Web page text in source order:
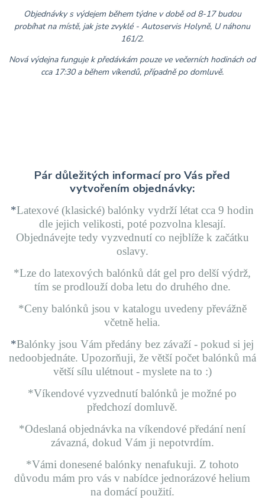
Objednávky s výdejem během týdne v době od 8-17 budou
probíhat na místě, jak jste zvyklé - Autoservis Holyně, U náhonu
161/2.
Nová výdejna funguje k předávkám pouze ve večerních hodinách od
cca 17:30 a během víkendů, případně po domluvě.
Pár důležitých informací pro Vás před
vytvořením objednávky:
*Latexové (klasické) balónkyvydrží létat cca 9 hodin
dle jejich velikosti, poté pozvolna klesají.
Objednávejte tedy vyzvednutí co nejblíže k začátku
oslavy.
*Lze do latexových balónků dát gel pro delší výdrž,
tím se prodlouží doba letu do druhého dne.
*Ceny balónků jsou v katalogu uvedeny převážně
včetně helia.
*Balónky jsou Vám předány bez závaží - pokud si jej
nedoobjednáte. Upozorňuji, že větší počet balónků má
větší sílu ulétnout - myslete na to :)
*Víkendové vyzvednutí balónků je možné po
předchozí domluvě.
*Odeslaná objednávka na víkendové předání není
závazná, dokud Vám ji nepotvrdím.
*Vámi donesené balónky nenafukuji. Z tohoto
důvodu mám pro vás v nabídce jednorázové helium
na domácí použití.